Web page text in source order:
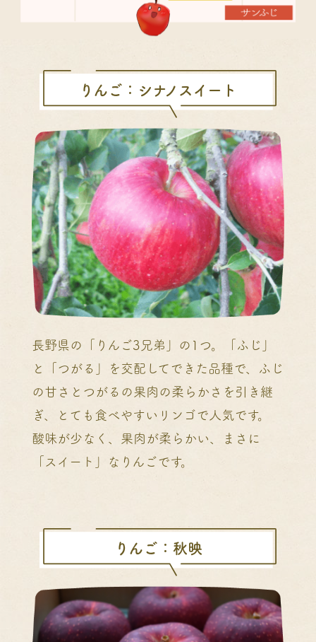
りんご：シナノスイート
長野県の「りんご3兄弟」の1つ。「ふじ」
と「つがる」を交配してできた品種で、ふじ
の甘さとつがるの果肉の柔らかさを引き継
ぎ、とても食べやすいリンゴで人気です。
酸味が少なく、果肉が柔らかい、まさに
「スイート」なりんごです。
りんご：秋映